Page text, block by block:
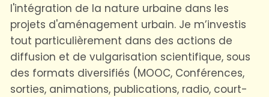
l'intégration de la nature urbaine dans les
projets d'aménagement urbain. Je m’investis
tout particulièrement dans des actions de
diffusion et de vulgarisation scientifique, sous
des formats diversifiés (MOOC, Conférences,
sorties, animations, publications, radio, court-